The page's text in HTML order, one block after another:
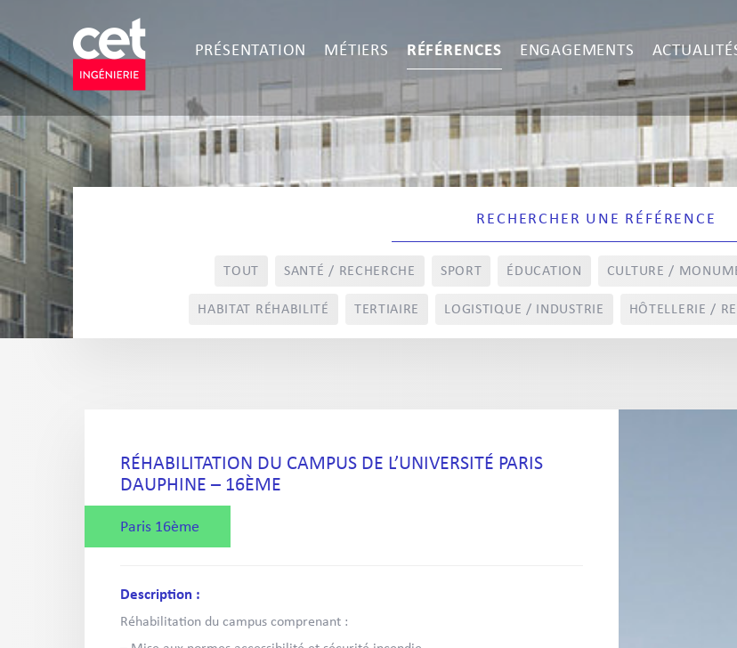
PRÉSENTATION MÉTIERS RÉFÉRENCES ENGAGEMENTS
TOUT SANTÉ / RECHERCHE SPORT ÉDUCATION CULTURE /
HABITAT RÉHABILITÉ TERTIAIRE LOGISTIQUE / INDUSTRIE HÔTELLERIE /
RÉHABILITATION DU CAMPUS DE L’UNIVERSITÉ PARIS
DAUPHINE – 16ÈME
Paris 16ème
Description :
Réhabilitation du campus comprenant :